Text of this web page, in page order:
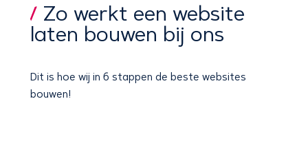
Zo werkt een website
laten bouwen bij ons
Dit is hoe wij in 6 stappen de beste websites
bouwen!